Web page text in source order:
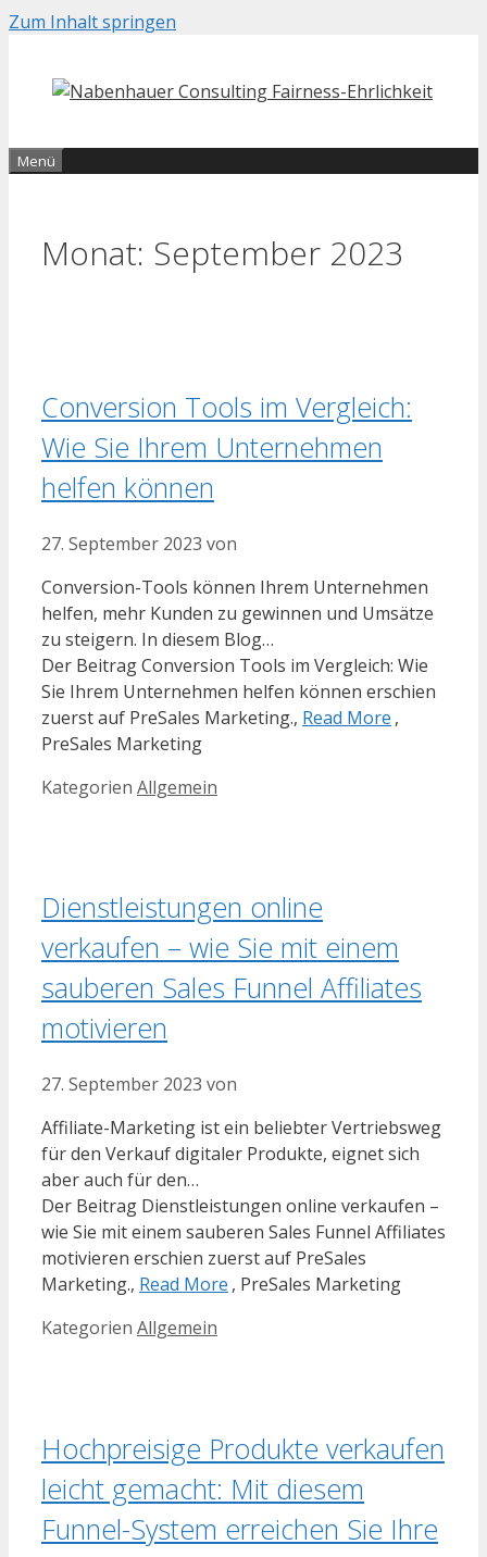
Zum Inhalt springen
Menü
Monat: September 2023
Conversion Tools im Vergleich:
Wie Sie Ihrem Unternehmen
helfen können
27. September 2023 von
Conversion-Tools können Ihrem Unternehmen
helfen, mehr Kunden zu gewinnen und Umsätze
zu steigern. In diesem Blog…
Der Beitrag Conversion Tools im Vergleich: Wie
Sie Ihrem Unternehmen helfen können erschien
zuerst auf PreSales Marketing., Read More ,
PreSales Marketing
Kategorien Allgemein
Dienstleistungen online
verkaufen – wie Sie mit einem
sauberen Sales Funnel Affiliates
motivieren
27. September 2023 von
Affiliate-Marketing ist ein beliebter Vertriebsweg
für den Verkauf digitaler Produkte, eignet sich
aber auch für den…
Der Beitrag Dienstleistungen online verkaufen –
wie Sie mit einem sauberen Sales Funnel Affiliates
motivieren erschien zuerst auf PreSales
Marketing., Read More , PreSales Marketing
Kategorien Allgemein
Hochpreisige Produkte verkaufen
leicht gemacht: Mit diesem
Funnel-System erreichen Sie Ihre